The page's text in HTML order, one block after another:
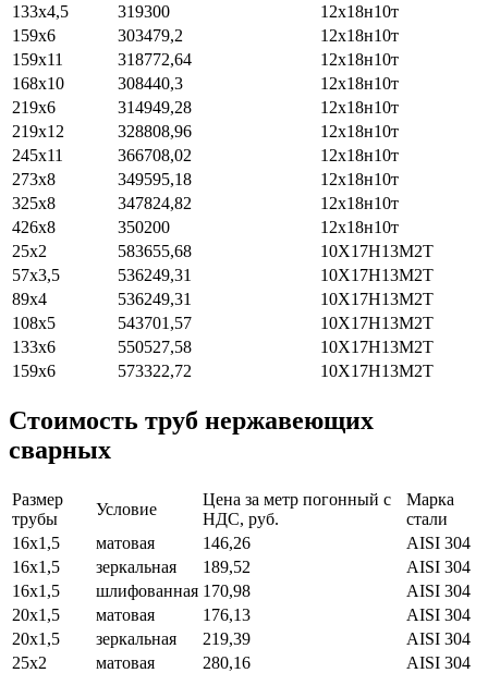
133х4,5
319300
12х18н10т
159х6
303479,2
12х18н10т
159х11
318772,64
12х18н10т
168х10
308440,3
12х18н10т
219х6
314949,28
12х18н10т
219х12
328808,96
12х18н10т
245х11
366708,02
12х18н10т
273х8
349595,18
12х18н10т
325х8
347824,82
12х18н10т
426х8
350200
12х18н10т
25х2
583655,68
10Х17Н13М2Т
57х3,5
536249,31
10Х17Н13М2Т
89х4
536249,31
10Х17Н13М2Т
108х5
543701,57
10Х17Н13М2Т
133х6
550527,58
10Х17Н13М2Т
159х6
573322,72 10Х17Н13М2Т
Стоимость труб нержавеющих
сварных
Размер
трубы
Условие
Цена за метр погонный с
НДС, руб.
Марка
стали
16х1,5
матовая 146,26
AISI 304
16х1,5
зеркальная 189,52
AISI 304
16х1,5
шлифованная 170,98
AISI 304
20х1,5
матовая 176,13
AISI 304
20х1,5
зеркальная 219,39
AISI 304
25х2
матовая 280,16
AISI 304